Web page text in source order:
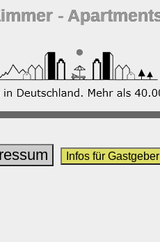
‐
Infos für Gastgeber